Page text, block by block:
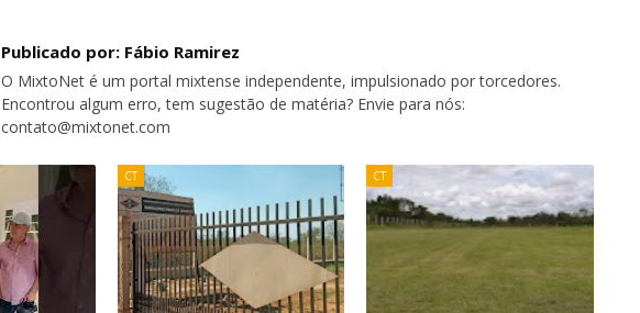
Publicado por: Fábio Ramirez
O MixtoNet é um portal mixtense independente, impulsionado por torcedores.
Encontrou algum erro, tem sugestão de matéria? Envie para nós:
contato@mixtonet.com
CT CT